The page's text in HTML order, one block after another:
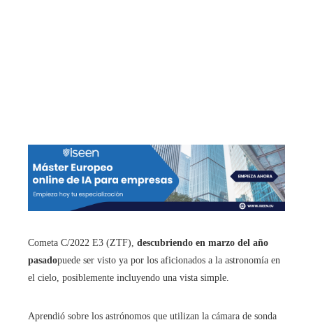
Cometa C/2022 E3 (ZTF), descubriendo en marzo del año
pasadopuede ser visto ya por los aficionados a la astronomía en
el cielo, posiblemente incluyendo una vista simple.
Aprendió sobre los astrónomos que utilizan la cámara de sonda